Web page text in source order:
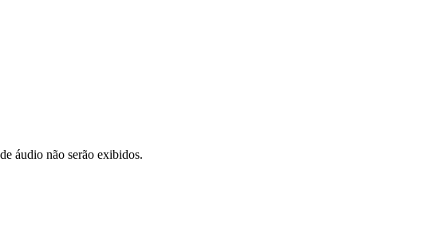
áudio não serão exibidos.